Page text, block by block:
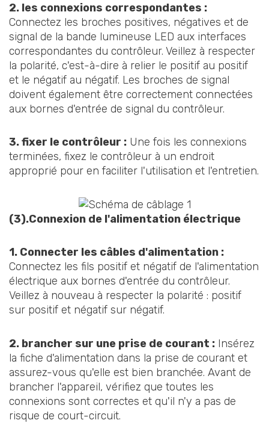
2. les connexions correspondantes :
Connectez les broches positives, négatives et de
signal de la bande lumineuse LED aux interfaces
correspondantes du contrôleur. Veillez à respecter
la polarité, c'est-à-dire à relier le positif au positif
et le négatif au négatif. Les broches de signal
doivent également être correctement connectées
aux bornes d'entrée de signal du contrôleur.
3. fixer le contrôleur : Une fois les connexions
terminées, fixez le contrôleur à un endroit
approprié pour en faciliter l'utilisation et l'entretien.
(3).Connexion de l'alimentation électrique
1. Connecter les câbles d'alimentation :
Connectez les fils positif et négatif de l'alimentation
électrique aux bornes d'entrée du contrôleur.
Veillez à nouveau à respecter la polarité : positif
sur positif et négatif sur négatif.
2. brancher sur une prise de courant : Insérez
la fiche d'alimentation dans la prise de courant et
assurez-vous qu'elle est bien branchée. Avant de
brancher l'appareil, vérifiez que toutes les
connexions sont correctes et qu'il n'y a pas de
risque de court-circuit.